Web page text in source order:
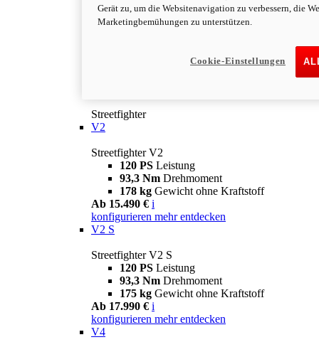
Streetfighter
V2
Streetfighter V2
120 PS Leistung
93,3 Nm Drehmoment
178 kg Gewicht ohne Kraftstoff
Ab 15.490 € i
konfigurieren mehr entdecken
V2 S
Streetfighter V2 S
120 PS Leistung
93,3 Nm Drehmoment
175 kg Gewicht ohne Kraftstoff
Ab 17.990 € i
konfigurieren mehr entdecken
V4
Gerät zu, um die Websitenavigation zu verbessern, die
Marketingbemühungen zu unterstützen.
Cookie-Einstellungen